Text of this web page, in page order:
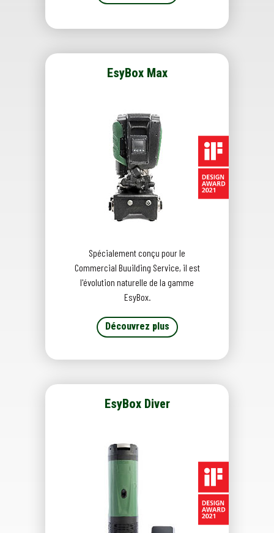
EsyBox Max
Spécialement conçu pour le
Commercial Buuilding Service, il est
l'évolution naturelle de la gamme
EsyBox.
Découvrez plus
EsyBox Diver